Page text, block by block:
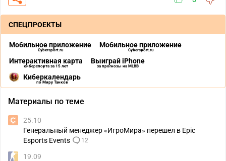
СПЕЦПРОЕКТЫ
Мобильное приложение
Cybersport.ru
Мобильное приложение
Cybersport.ru
Интерактивная карта
киберспорта за 15 лет
Выиграй iPhone
за прогнозы на MLBB
Киберкалендарь
по Миру Танков
Материалы по теме
25.10
Генеральный менеджер «ИгроМира» перешел в Epic
Esports Events
12
19.09